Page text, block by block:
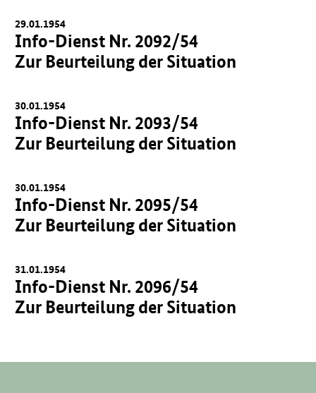
29.01.1954
Info-Dienst Nr. 2092/54
Zur Beurteilung der Situation
30.01.1954
Info-Dienst Nr. 2093/54
Zur Beurteilung der Situation
30.01.1954
Info-Dienst Nr. 2095/54
Zur Beurteilung der Situation
31.01.1954
Info-Dienst Nr. 2096/54
Zur Beurteilung der Situation